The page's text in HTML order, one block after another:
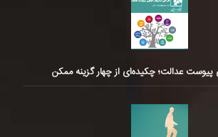
پیوست عدالت؛ چکیده‌ای از چهار گزینه ممکن